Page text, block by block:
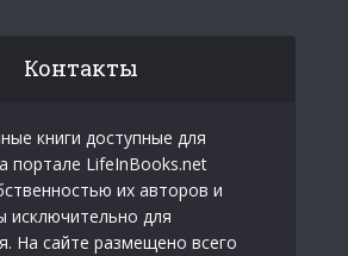
Контакты
книги доступные для
портале LifeInBooks.net
их авторов и
исключительно для
На сайте размещено всего